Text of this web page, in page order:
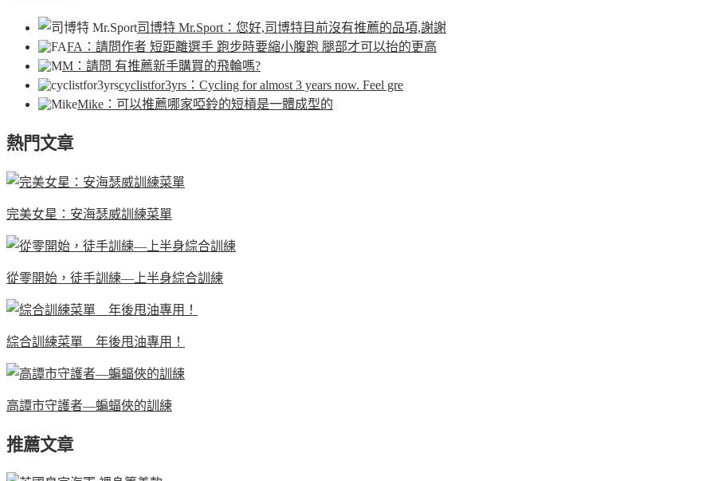
司博特 Mr.Sport ：您好,司博特目前沒有推薦的品項,謝謝
FA ：請問作者 短距離選手 跑步時要縮小腹跑 腿部才可以抬的更高
M ：請問 有推薦新手購買的飛輪嗎?
cyclistfor3yrs ：Cycling for almost 3 years now. Feel gre
Mike ：可以推薦哪家啞鈴的短槓是一體成型的
熱門文章
完美女星：安海瑟威訓練菜單
從零開始，徒手訓練—上半身綜合訓練
綜合訓練菜單 年後甩油專用！
高譚市守護者—蝙蝠俠的訓練
推薦文章